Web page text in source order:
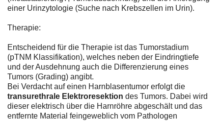
einer Urinzytologie (Suche nach Krebszellen im Urin).
Therapie:
Entscheidend für die Therapie ist das Tumorstadium
(pTNM Klassifikation), welches neben der Eindringtiefe
und der Ausdehnung auch die Differenzierung eines
Tumors (Grading) angibt.
Bei Verdacht auf einen Harnblasentumor erfolgt die
transurethrale Elektroresektion des Tumors. Dabei wird
dieser elektrisch über die Harnröhre abgeschält und das
entfernte Material feingeweblich vom Pathologen